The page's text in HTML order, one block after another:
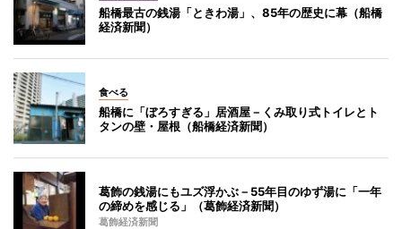
船橋最古の銭湯「ときわ湯」、85年の歴史に幕（船橋
経済新聞）
食べる
船橋に「ぼろすぎる」居酒屋－くみ取り式トイレとト
タンの壁・屋根（船橋経済新聞）
葛飾の銭湯にもユズ浮かぶ－55年目のゆず湯に「一年
の締めを感じる」（葛飾経済新聞）
葛飾経済新聞